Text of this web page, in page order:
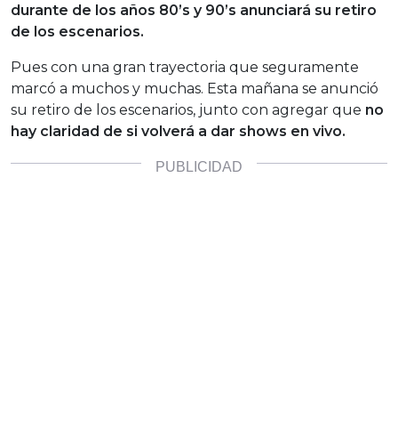
durante de los años 80’s y 90’s anunciará su retiro
de los escenarios.
Pues con una gran trayectoria que seguramente
marcó a muchos y muchas. Esta mañana se anunció
su retiro de los escenarios, junto con agregar que no
hay claridad de si volverá a dar shows en vivo.